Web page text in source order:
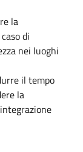
la
di
nei luoghi
il tempo
la